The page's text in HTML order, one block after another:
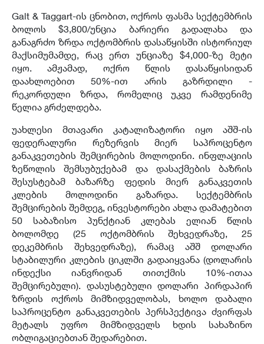
Galt & Taggart-ის ცნობით, ოქროს ფასმა სექტემბრის
ბოლოს $3,800/უნცია ბარიერი გადალახა და
განაგრძო ზრდა ოქტომბრის დასაწყისში ისტორიულ
მაქსიმუმამდე, რაც ერთ უნციაზე $4,000-ზე მეტი
იყო. ამჟამად, ოქრო წლის დასაწყისიდან
დაახლოებით 50%-ით არის გაზრდილი -
რეკორდული ზრდა, რომელიც უკვე რამდენიმე
წელია გრძელდება.
უახლესი მთავარი კატალიზატორი იყო აშშ-ის
ფედერალური რეზერვის მიერ საპროცენტო
განაკვეთების შემცირების მოლოდინი. ინფლაციის
ზეწოლის შემსუბუქებამ და დასაქმების ბაზრის
შესუსტებამ ბაზარზე ფედის მიერ განაკვეთის
კლების მოლოდინი გაზარდა. სექტემბრის
შემცირების შემდეგ, ინვესტორები ახლა დამატებით
50 საბაზისო პუნქტიან კლებას ელიან წლის
ბოლომდე (25 ოქტომბრის შეხვედრაზე, 25
დეკემბრის შეხვედრაზე), რამაც აშშ დოლარი
სტაბილური კლების ციკლში გადაიყვანა (დოლარის
ინდექსი იანვრიდან თითქმის 10%-ითაა
შემცირებული). დასუსტებული დოლარი პირდაპირ
ზრდის ოქროს მიმზიდველობას, ხოლო დაბალი
საპროცენტო განაკვეთების პერსპექტივა ძვირფას
მეტალს უფრო მიმზიდველს ხდის სახაზინო
ობლიგაციებთან შედარებით.